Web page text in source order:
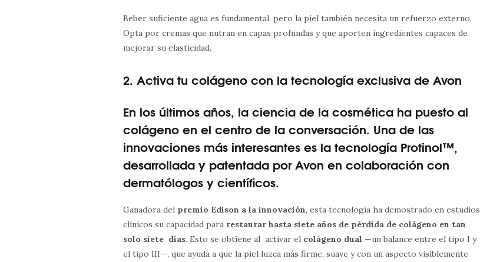
Beber suficiente agua es fundamental, pero la piel también necesita un refuerzo externo.
Opta por cremas que nutran en capas profundas y que aporten ingredientes capaces de
mejorar su elasticidad.
2. Activa tu colágeno con la tecnología exclusiva de Avon
En los últimos años, la ciencia de la cosmética ha puesto al
colágeno en el centro de la conversación. Una de las
innovaciones más interesantes es la tecnología Protinol™,
desarrollada y patentada por Avon en colaboración con
dermatólogos y científicos.
Ganadora del premio Edison a la innovación, esta tecnología ha demostrado en estudios
clínicos su capacidad para restaurar hasta siete años de pérdida de colágeno en tan
solo siete días. Esto se obtiene al activar el colágeno dual —un balance entre el tipo I y
el tipo III—, que ayuda a que la piel luzca más firme, suave y con un aspecto visiblemente